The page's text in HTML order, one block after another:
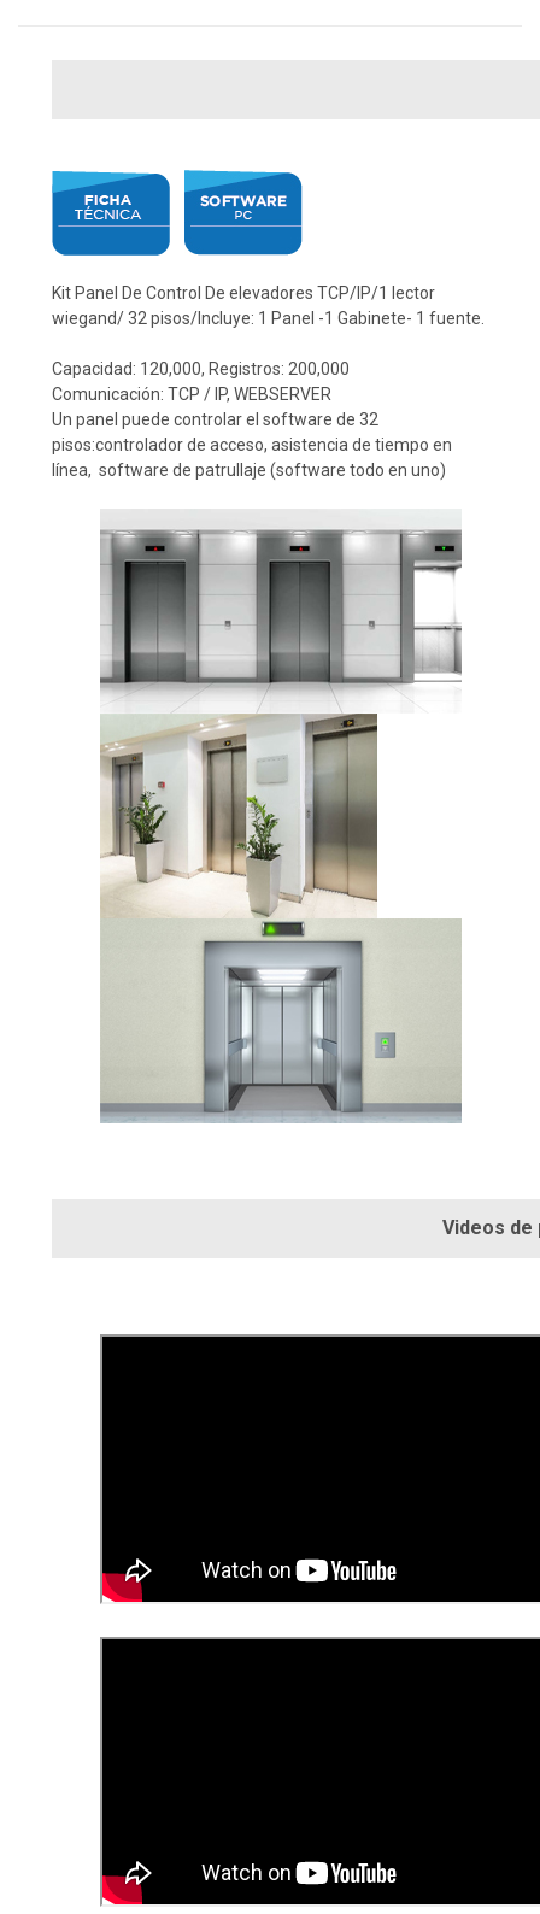
Kit Panel De Control De elevadores TCP/IP/1 lector
wiegand/ 32 pisos/Incluye: 1 Panel -1 Gabinete- 1 fuente.
Capacidad: 120,000, Registros: 200,000
Comunicación: TCP / IP, WEBSERVER
Un panel puede controlar el software de 32
pisos:controlador de acceso, asistencia de tiempo en
línea, software de patrullaje (software todo en uno)
Videos de